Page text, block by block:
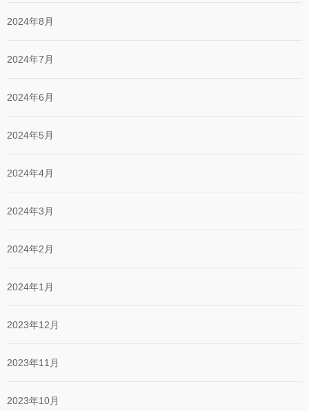
2024年8月
2024年7月
2024年6月
2024年5月
2024年4月
2024年3月
2024年2月
2024年1月
2023年12月
2023年11月
2023年10月